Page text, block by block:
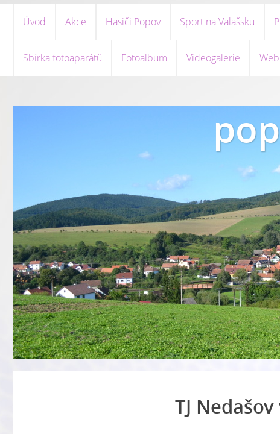
Úvod Akce Hasiči Popov Sport na Valašsku
Sbírka fotoaparátů Fotoalbum Videogalerie
TJ